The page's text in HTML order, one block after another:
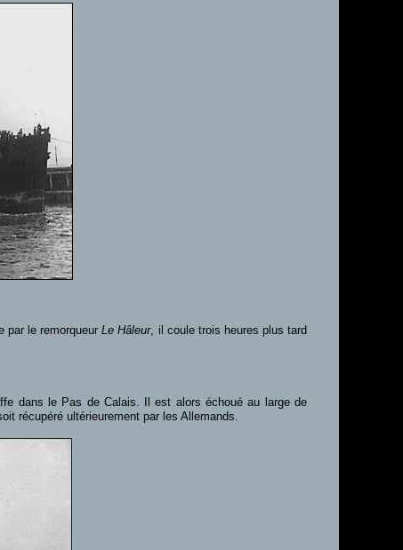
par le remorqueurLe Hâleur, il coule trois heures plus tard
dans le Pas de Calais. Il est alors échoué au large de
récupéré ultérieurement par les Allemands.